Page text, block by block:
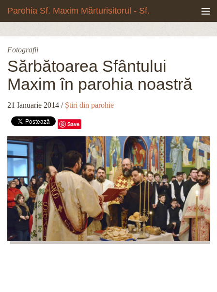
Parohia Sf. Maxim Mărturisitorul - Sf.
Noua biserică
Botezuri & Cununii
Teologie & Cuvinte duhovnicești
Fotografii
Preotul paroh
Program liturgic
Despre noi
Contact
Fotografii
Sărbătoarea Sfântului
Maxim în parohia noastră
21 Ianuarie 2014 / Știri din parohie
Save